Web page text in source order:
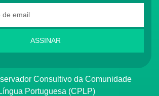
ASSINAR
Portuguesa (CPLP)